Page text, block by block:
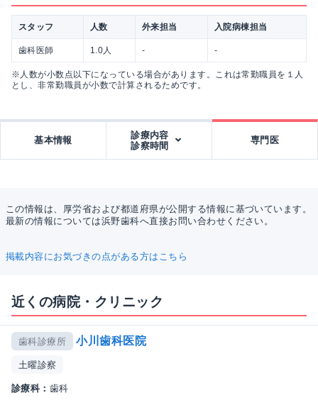
スタッフ 人数 外来担当 入院病棟担当
歯科医師 1.0人 - -
※人数が小数点以下になっている場合があります。これは常勤職員を１人
とし、非常勤職員が小数で計算されるためです。
基本情報
診療内容
診察時間
専門医
この情報は、厚労省および都道府県が公開する情報に基づいています。
最新の情報については浜野歯科へ直接お問い合わせください。
掲載内容にお気づきの点がある方はこちら
近くの病院・クリニック
歯科診療所 小川歯科医院
土曜診察
診療科： 歯科